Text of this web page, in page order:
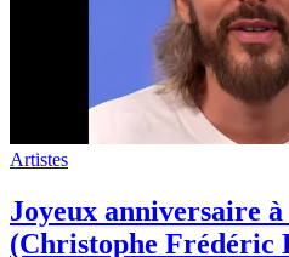
Artistes
Joyeux anniversaire
(Christophe Frédéric